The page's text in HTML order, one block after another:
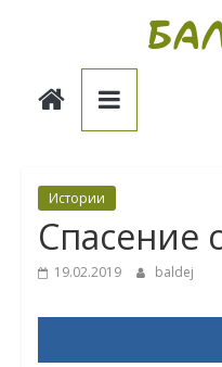
Балдёж
Истории
Спасение
19.02.2019 baldej